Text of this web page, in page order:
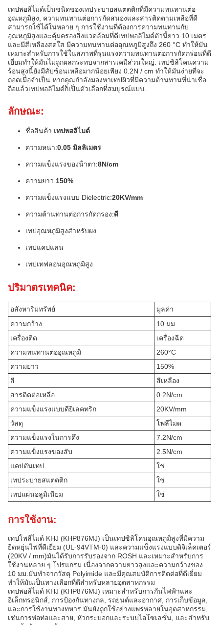
เทปพอลิไมด์เป็นชนิดของเทประบายสแตตติกที่มีความทนทานต่อ
อุณหภูมิสูง, ความทนทานต่อการกัดสนองและสารติดตามเหลือที่ดี
สามารถใช้ได้ในหลาย ๆ การใช้งานที่ต้องการความทนทานกับ
อุณหภูมิสูงและคุ้มครองสิ่งแวดล้อมที่ดีเทปพอลิไมด์ตัวนี้ยาว 10 เมตร
และมีสีเหลืองสดใส มีความทนทานต่ออุณหภูมิสูงถึง 260 °C ทําให้มัน
เหมาะสําหรับการใช้ในสภาพที่รุนแรงความทนทานต่อการกัดกร่อนที่ดี
เยี่ยมทําให้มันไม่ถูกผลกระทบจากสารเคมีส่วนใหญ่. เทปซิลิโคนความ
ร้อนสูงนี้ยังมีสับซ้อนเหลือมากน้อยเพียง 0.2N / cm ทําให้มันง่ายที่จะ
ถอดเมื่อจําเป็น หากคุณกําลังมองหาเทปผิวที่มีความต้านทานที่น่าเชื่อ
ถือแล้วเทปพอลิไมด์ก็เป็นตัวเลือกที่สมบูรณ์แบบ.
ลักษณะ:
ชื่อสินค้า:เทปพอลิไมด์
ความหนา:0.05 มิลลิเมตร
ความแข็งแรงของน้ําตา:8N/cm
ความยาว:150%
ความแข็งแรงแบบ Dielectric:20KV/mm
ความต้านทานต่อการกัดกรอง:ดี
เทปอุณหภูมิสูงสําหรับผง
เทปแคปแลน
เทปเทฟลอนอุณหภูมิสูง
ปริมาตรเทคนิค:
อสังหาริมทรัพย์
มูลค่า
ความกว้าง
10 มม.
เครื่องติด
เครื่องฉีด
ความทนทานต่ออุณหภูมิ
260°C
ความยาว
150%
สี
สีเหลือง
สารติดต่อเหลือ
0.2N/cm
ความแข็งแรงแบบดียิเลคทริก
20KV/mm
วัสดุ
โพลีไมด
ความแข็งแรงในการดึง
7.2N/cm
ความแข็งแรงของสับ
2.5N/cm
แคปตันเทป
ใช่
เทประบายสแตตติก
ใช่
เทปแผ่นอลูมิเนียม
ใช่
การใช้งาน:
เทปโพลีไมด์ KHJ (KHP876MJ) เป็นเทปซิลิโคนอุณหภูมิสูงที่มีความ
ยืดหยุ่นไฟที่ดีเยี่ยม (UL-94VTM-0) และความแข็งแรงแบบดิจิเล็คเตอร์
(20KV / mm)มันได้รับการรับรองจาก ROSH และเหมาะสําหรับการ
ใช้งานหลาย ๆ โปรแกรม เนื่องจากความยาวสูงและความกว้างของ
10 มม.มันทําจากวัสดุ Polyimide และมีคุณสมบัติการติดต่อที่ดีเยี่ยม
ทําให้มันเป็นทางเลือกที่ดีสําหรับหลายอุตสาหกรรม
เทปพอลิไมด์ KHJ (KHP876MJ) เหมาะสําหรับการกันไฟฟ้าและ
อิเล็กทรอนิกส์, การป้องกันทางกล, รถยนต์และอากาศ, การเก็บข้อมูล,
และการใช้งานทางทหาร.มันยังถูกใช้อย่างแพร่หลายในอุตสาหกรรม,
เช่นการห่อท่อและสาย, หัวกระบอกและระบบไอโซเลชั่น, และสําหรับ